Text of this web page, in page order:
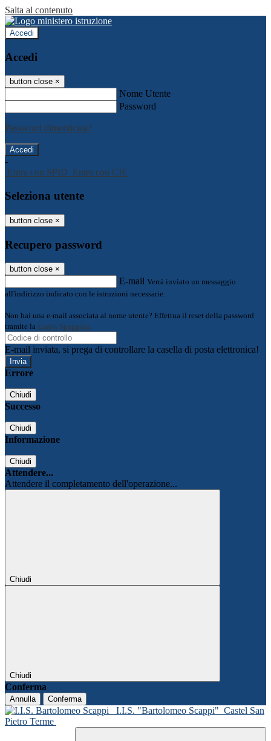
Salta al contenuto
Accedi
Accedi
button close ×
Nome Utente
Password
Password dimenticata?
-
Entra con SPID Entra con CIE
Seleziona utente
button close ×
Recupero password
button close ×
E-mail Verrà inviato un messaggio
all'indirizzo indicato con le istruzioni necessarie.
Non hai una e-mail associata al nome utente? Effettua il reset della password
tramite la Login Spaggiari
E-mail inviata, si prega di controllare la casella di posta elettronica!
Errore
Chiudi
Successo
Chiudi
Informazione
Chiudi
Attendere...
Attendere il completamento dell'operazione...
Chiudi
Chiudi
Conferma
Annulla Conferma
I.I.S. "Bartolomeo Scappi" Castel San
Pietro Terme